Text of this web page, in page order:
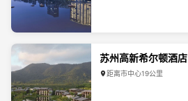
苏州高新希尔顿酒店
距离市中心19公里